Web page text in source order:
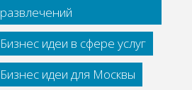
развлечений
Бизнес идеи в сфере услуг
Бизнес идеи для Москвы